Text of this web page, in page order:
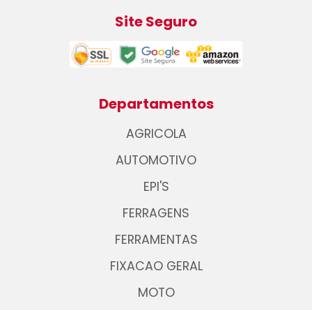
Site Seguro
Departamentos
AGRICOLA
AUTOMOTIVO
EPI'S
FERRAGENS
FERRAMENTAS
FIXACAO GERAL
MOTO